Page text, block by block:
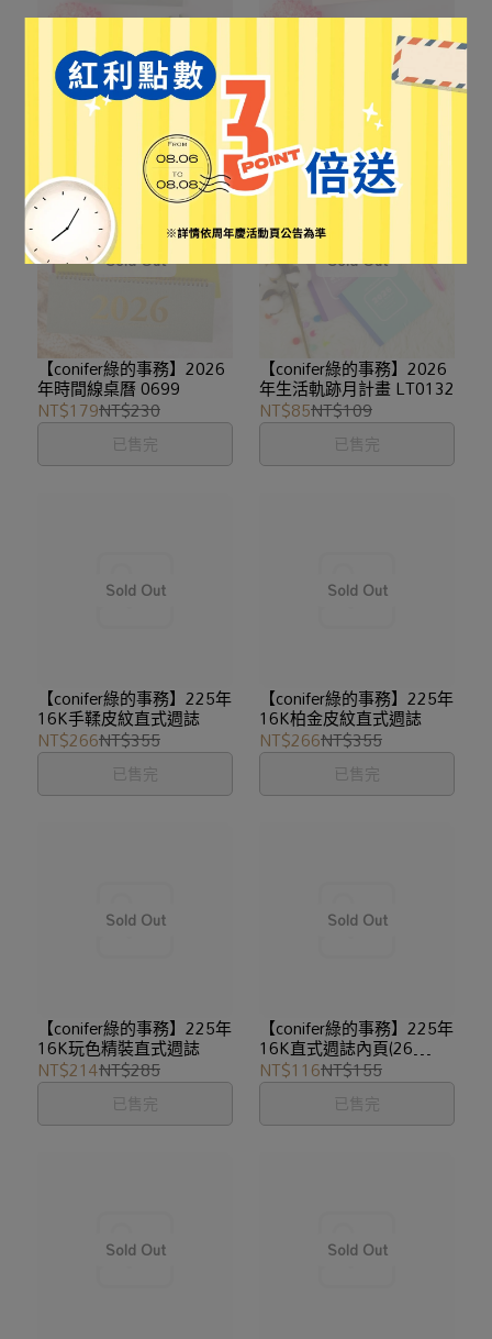
年48K輕巧月計畫本
SCD01480
NT$38NT$49
【conifer綠的事務】2026
年48K輕巧月計畫本
SCD01481
NT$38
已售完
【conifer綠的事務】2026
年時間線桌曆 0699
NT$179NT$230
已售完
【conifer綠的事務】2026
年生活軌跡月計畫 LT0132
NT$85NT$109
已售完
【conifer綠的事務】225年
16K手鞣皮紋直式週誌
NT$266NT$355
已售完
【conifer綠的事務】225年
16K柏金皮紋直式週誌
NT$266NT$355
已售完
【conifer綠的事務】225年
16K玩色精裝直式週誌
NT$214NT$285
已售完
【conifer綠的事務】225年
16K直式週誌內頁(26
孔)7516
NT$116NT$155
已售完